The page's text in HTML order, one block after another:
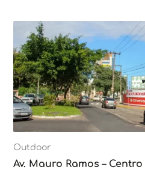
Outdoor
Av. Mauro Ramos –